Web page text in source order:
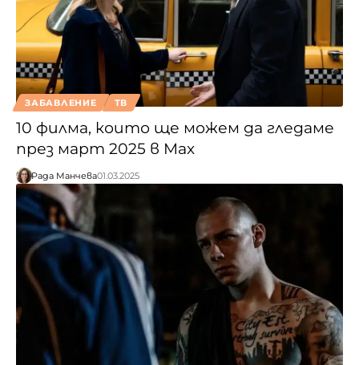
ЗАБАВЛЕНИЕ ТВ
10 филма, които ще можем да гледаме
през март 2025 в Max
Рада Манчева01.03.2025